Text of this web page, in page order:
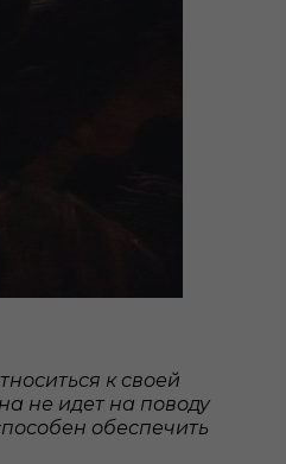
к своей
не идет на поводу
обеспечить